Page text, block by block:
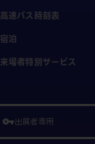
高速バス時刻表
宿泊
来場者特別サービス
vpn_key出展者専用